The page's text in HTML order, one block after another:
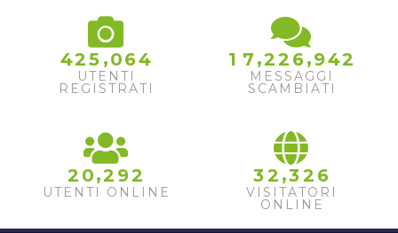
425 ,064
UTENTI
REGISTRATI
1 7 ,22 6,942
MESSAGGI
SCAMBIATI
2 0,2 92
UTENTI ONLINE
32 ,32 6
VISITATORI
ONLINE